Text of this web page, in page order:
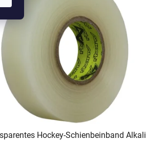
Hockey-Schienbeinband Alkali